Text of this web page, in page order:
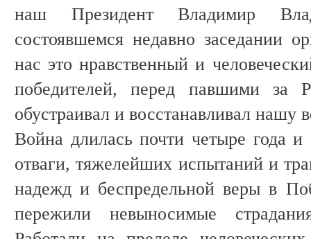
наш Президент Владимир
состоявшемся недавно заседании
нас это нравственный и
победителей, перед павшими за
обустраивал и восстанавливал нашу
Война длилась почти четыре года
отваги, тяжелейших испытаний и
надежд и беспредельной веры в
пережили невыносимые